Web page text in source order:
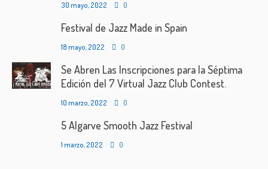
30 mayo, 2022 0
Festival de Jazz Made in Spain
18 mayo, 2022 0
Se Abren Las Inscripciones para la Séptima
Edición del 7 Virtual Jazz Club Contest.
10 marzo, 2022 0
5 Algarve Smooth Jazz Festival
1 marzo, 2022 0